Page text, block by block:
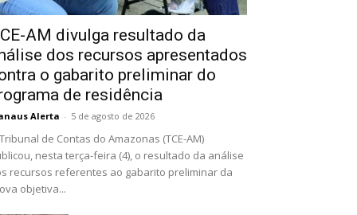
AM divulga resultado da
dos recursos apresentados
o gabarito preliminar do
de residência
Alerta - 5 de agosto de 2026
de Contas do Amazonas (TCE-AM)
nesta terça-feira (4), o resultado da análise
recursos referentes ao gabarito preliminar da
objetiva...